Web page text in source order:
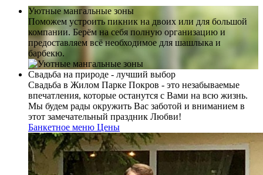
Уютные мангальные зоны
Поможем устроить пикник на двоих или для большой
компании. Берём на себя полную организацию и
предоставляем всё необходимое для шашлыка и
барбекю.
Свадьба на природе - лучший выбор
Свадьба в Жилом Парке Покров - это незабываемые
впечатления, которые останутся с Вами на всю жизнь.
Мы будем рады окружить Вас заботой и вниманием в
этот замечательный праздник Любви!
Банкетное меню Цены